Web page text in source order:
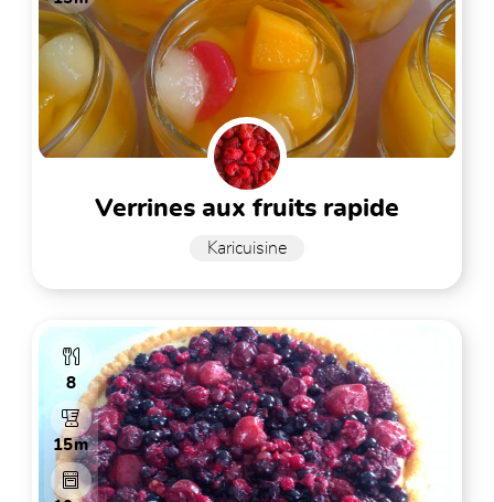
verrines aux fruits rapide
Karicuisine
8
15m